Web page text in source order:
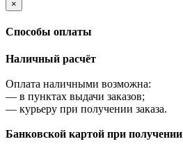
×
Cпособы оплаты
Наличный расчёт
Оплата наличными возможна:
— в пунктах выдачи заказов;
— курьеру при получении заказа.
Банковской картой при получении